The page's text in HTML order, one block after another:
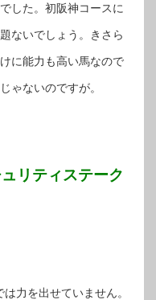
した。初阪神コースに
ないでしょう。きさら
に能力も高い馬なので
ゃないのですが。
リティステーク
力を出せていません。